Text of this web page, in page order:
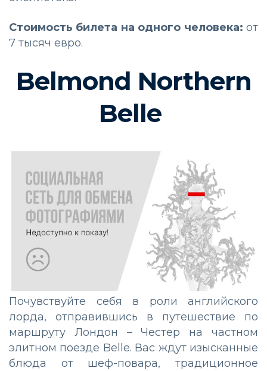
Стоимость билета на одного человека: от
7 тысяч евро.
Belmond Northern
Belle
Почувствуйте себя в роли английского
лорда, отправившись в путешествие по
маршруту Лондон – Честер на частном
элитном поезде Belle. Вас ждут изысканные
блюда от шеф-повара, традиционное